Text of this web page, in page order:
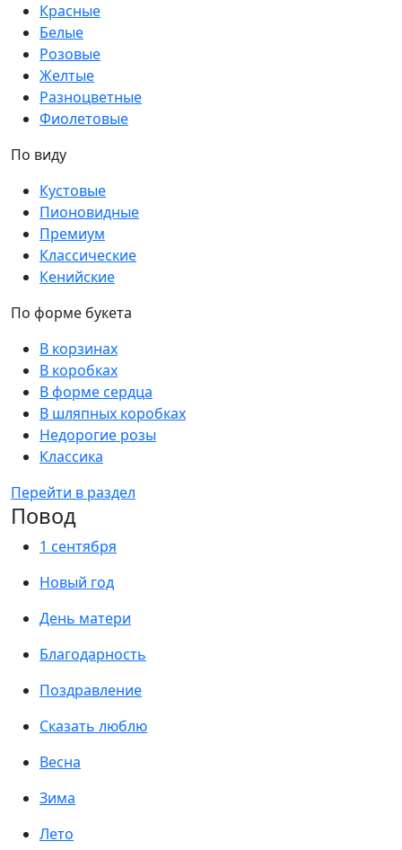
Красные
Белые
Розовые
Желтые
Разноцветные
Фиолетовые
По виду
Кустовые
Пионовидные
Премиум
Классические
Кенийские
По форме букета
В корзинах
В коробках
В форме сердца
В шляпных коробках
Недорогие розы
Классика
Перейти в раздел
Повод
1 сентября
Новый год
День матери
Благодарность
Поздравление
Сказать люблю
Весна
Зима
Лето